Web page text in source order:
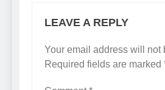
LEAVE A REPLY
Your email address will not
Required fields are marked